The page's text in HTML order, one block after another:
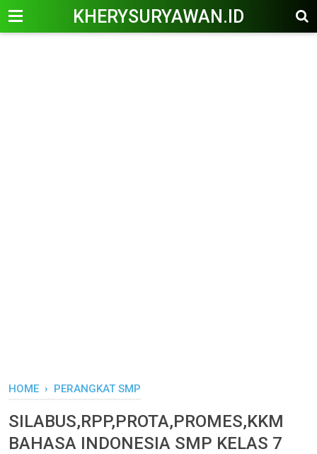
KHERYSURYAWAN.ID
HOME › PERANGKAT SMP
SILABUS,RPP,PROTA,PROMES,KKM
BAHASA INDONESIA SMP KELAS 7